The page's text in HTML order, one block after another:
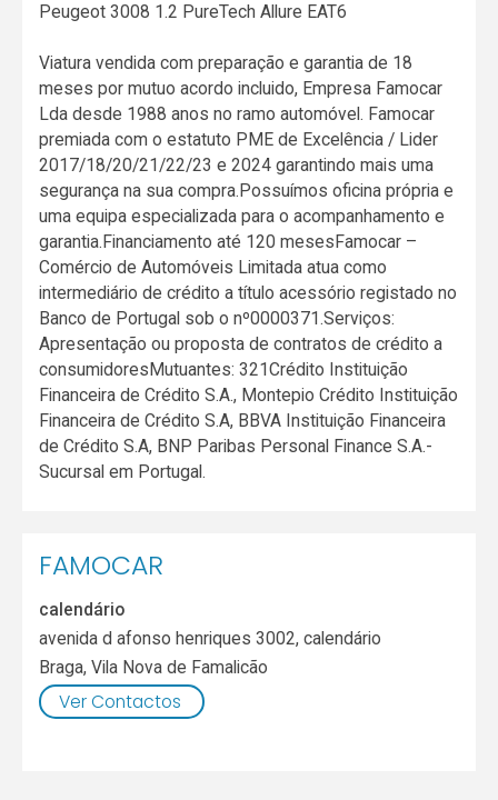
Peugeot 3008 1.2 PureTech Allure EAT6
Viatura vendida com preparação e garantia de 18
meses por mutuo acordo incluido, Empresa Famocar
Lda desde 1988 anos no ramo automóvel. Famocar
premiada com o estatuto PME de Excelência / Lider
2017/18/20/21/22/23 e 2024 garantindo mais uma
segurança na sua compra.Possuímos oficina própria e
uma equipa especializada para o acompanhamento e
garantia.Financiamento até 120 mesesFamocar –
Comércio de Automóveis Limitada atua como
intermediário de crédito a título acessório registado no
Banco de Portugal sob o nº0000371.Serviços:
Apresentação ou proposta de contratos de crédito a
consumidoresMutuantes: 321Crédito Instituição
Financeira de Crédito S.A., Montepio Crédito Instituição
Financeira de Crédito S.A, BBVA Instituição Financeira
de Crédito S.A, BNP Paribas Personal Finance S.A.-
Sucursal em Portugal.
FAMOCAR
calendário
avenida d afonso henriques 3002, calendário
Braga,Vila Nova de Famalicão
Ver Contactos